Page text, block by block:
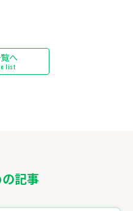
へ
list
記事